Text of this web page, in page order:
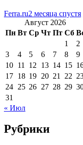
Ferra.ru2 месяца спустя
Август 2026
Пн Вт Ср Чт Пт Сб
1
2
3
4 5 6 7 8
9
10 11 12 13 14 15
17 18 19 20 21 22
24 25 26 27 28 29
31
« Июл
Рубрики